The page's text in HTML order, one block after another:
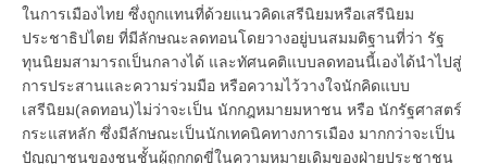
ในการเมืองไทย ซึ่งถูกแทนที่ด้วยแนวคิดเสรีนิยมหรือเสรีนิยม
ประชาธิปไตย ที่มีลักษณะลดทอนโดยวางอยู่บนสมมติฐานที่ว่า รัฐ
ทุนนิยมสามารถเป็นกลางได้ และทัศนคติแบบลดทอนนี้เองได้นำไปสู่
การประสานและความร่วมมือ หรือความไว้วางใจนักคิดแบบ
เสรีนิยม(ลดทอน)ไม่ว่าจะเป็น นักกฎหมายมหาชน หรือ นักรัฐศาสตร์
กระแสหลัก ซึ่งมีลักษณะเป็นนักเทคนิคทางการเมือง มากกว่าจะเป็น
ปัญญาชนของชนชั้นผู้ถูกกดขี่ในความหมายเดิมของฝ่ายประชาชน